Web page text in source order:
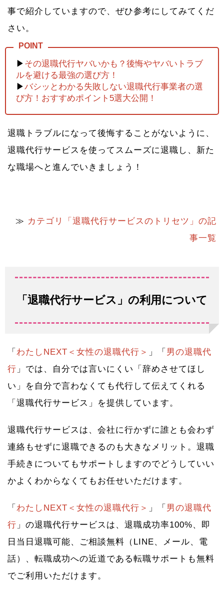
事で紹介していますので、ぜひ参考にしてみてくだ
さい。
▶ その退職代行ヤバいかも？後悔やヤバいトラブ
ルを避ける最強の選び方！
▶バシッとわかる失敗しない退職代行事業者の選
び方！おすすめポイント5選大公開！
退職トラブルになって後悔することがないように、
退職代行サービスを使ってスムーズに退職し、新た
な職場へと進んでいきましょう！
≫ カテゴリ「退職代行サービスのトリセツ」の記
事一覧
「退職代行サービス」の利用について
「 わたしNEXT＜女性の退職代行＞ 」「 男の退職代
行 」では、自分では言いにくい「辞めさせてほし
い」を自分で言わなくても代行して伝えてくれる
「退職代行サービス」を提供しています。
退職代行サービスは、会社に行かずに誰とも会わず
連絡もせずに退職できるのも大きなメリット。退職
手続きについてもサポートしますのでどうしていい
かよくわからなくてもお任せいただけます。
「 わたしNEXT＜女性の退職代行＞ 」「 男の退職代
行 」の退職代行サービスは、退職成功率100%、即
日当日退職可能、ご相談無料（LINE、メール、電
話）、転職成功への近道である転職サポートも無料
でご利用いただけます。